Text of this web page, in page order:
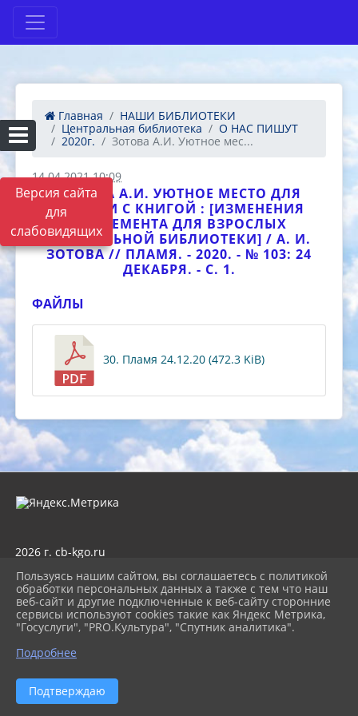
Версия сайта
для
слабовидящих
Главная
НАШИ БИБЛИОТЕКИ
Центральная библиотека
О НАС ПИШУТ
2020г.
Зотова А.И. Уютное мес...
14.04.2021 10:09
ЗОТОВА А.И. УЮТНОЕ МЕСТО ДЛЯ
ВСТРЕЧИ С КНИГОЙ : [ИЗМЕНЕНИЯ
АБОНЕМЕНТА ДЛЯ ВЗРОСЛЫХ
ЦЕНТРАЛЬНОЙ БИБЛИОТЕКИ] / А. И.
ЗОТОВА // ПЛАМЯ. - 2020. - № 103: 24
ДЕКАБРЯ. - С. 1.
ФАЙЛЫ
30. Пламя 24.12.20 (472.3 KiB)
2026 г. cb-kgo.ru
Карта сайта
Политика обработки персональных данных
Сделано на KubCMS
Разработка и поддержка
Пользуясь нашим сайтом, вы соглашаетесь с политикой
обработки персональных данных а также с тем что наш
веб-сайт и другие подключенные к веб-сайту сторонние
сервисы используют cookies такие как Яндекс Метрика,
"Госуслуги", "PRO.Культура", "Спутник аналитика".
Подробнее
Подтверждаю